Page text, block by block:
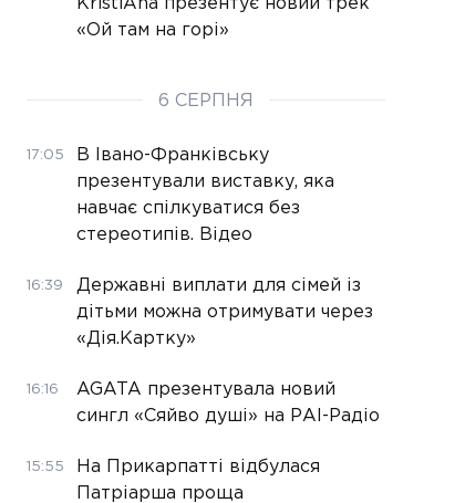
KristiAna презентує новий трек
«Ой там на горі»
6 СЕРПНЯ
17:05
В Івано-Франківську
презентували виставку, яка
навчає спілкуватися без
стереотипів. Відео
16:39
Державні виплати для сімей із
дітьми можна отримувати через
«Дія.Картку»
16:16
AGATA презентувала новий
сингл «Сяйво душі» на РАІ-Радіо
15:55
На Прикарпатті відбулася
Патріарша проща